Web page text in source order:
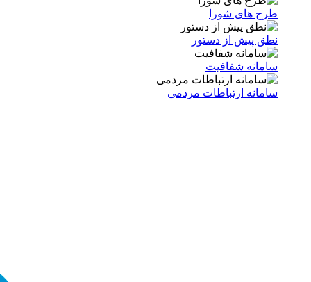
طرح های شورا
نطق پیش از دستور
سامانه شفافیت
سامانه ارتباطات مردمی